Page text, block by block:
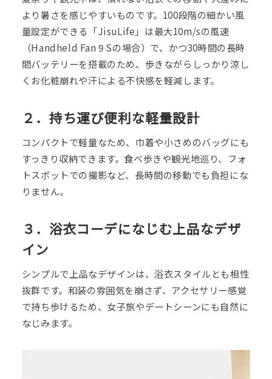
より暑さを感じやすいものです。100段階の細かい風
量設定ができる「JisuLife」は最大10m/sの風速
（Handheld Fan 9 Sの場合）で、かつ30時間の長時
間バッテリーを搭載のため、歩きながらしっかり涼し
くお化粧崩れや汗による不快感を軽減します。
２．持ち運び便利な軽量設計
コンパクトで軽量なため、巾着や小さめのバッグにも
すっきり収納できます。食べ歩きや観光地巡り、フォ
トスポットでの撮影など、長時間の移動でも負担にな
りません。
３．浴衣コーデになじむ上品なデザ
イン
シンプルで上品なデザインは、浴衣スタイルとも相性
抜群です。和装の雰囲気を崩さず、アクセサリー感覚
で持ち歩けるため、女子旅やデートシーンにも自然に
なじみます。